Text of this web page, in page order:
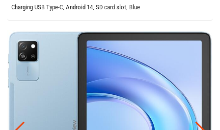
Charging USB Type-C, Android 14, SD card slot, Blue